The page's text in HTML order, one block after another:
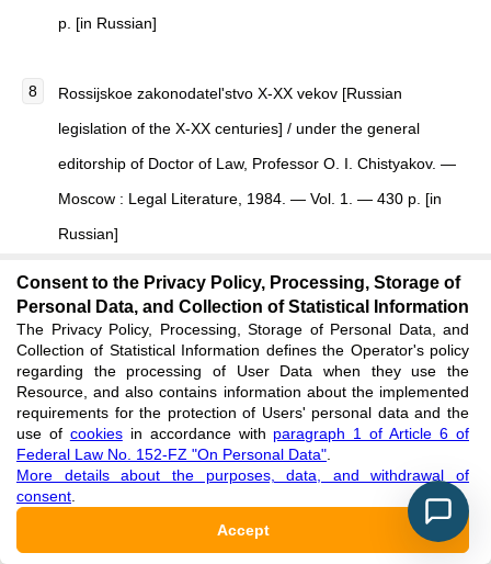
p. [in Russian]
Rossijskoe zakonodatel'stvo X-XX vekov [Russian
legislation of the X-XX centuries] / under the general
editorship of Doctor of Law, Professor O. I. Chistyakov. —
Moscow : Legal Literature, 1984. — Vol. 1. — 430 p. [in
Russian]
Rossijskoe zakonodatel'stvo X-XX vekov [Russian
legislation of the X-XX centuries] / under the general
editorship of Doctor of Law, Professor O. I. Chistyakov. —
Moscow, 1986. — Vol. 4. — 511 p. [in Russian]
See reference
Yakovlev Ya. M. Polovye prestupleniya [Sex education] /
Consent to the Privacy Policy, Processing, Storage of
Personal Data, and Collection of Statistical Information
The Privacy Policy, Processing, Storage of Personal Data, and
Collection of Statistical Information defines the Operator's policy
regarding the processing of User Data when they use the
Resource, and also contains information about the implemented
requirements for the protection of Users' personal data and the
use of cookiesin accordance with paragraph 1 of Article 6 of
Federal Law No. 152-FZ "On Personal Data"
More details about the purposes, data, and withdrawal of
consent
Accept